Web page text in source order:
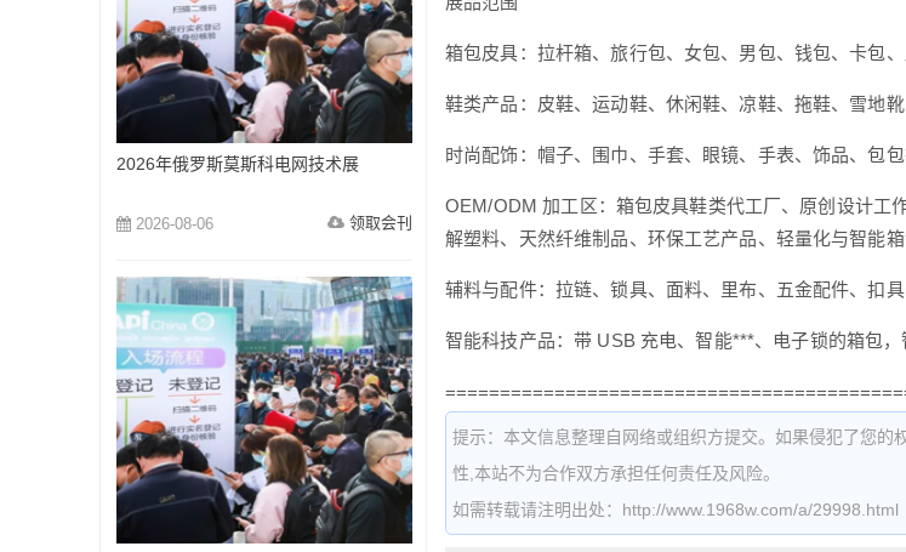
箱包皮具：拉杆箱、旅行包、女包、男包、钱包、卡包
鞋类产品：皮鞋、运动鞋、休闲鞋、凉鞋、拖鞋、雪地
时尚配饰：帽子、围巾、手套、眼镜、手表、饰品、包
OEM/ODM 加工区：箱包皮具鞋类代工厂、原创设计工
解塑料、天然纤维制品、环保工艺产品、轻量化与智能箱
辅料与配件：拉链、锁具、面料、里布、五金配件、扣具
智能科技产品：带 USB 充电、智能***、电子锁的箱包，
提示：本文信息整理自网络或组织方提交。如果侵犯了您的
性,本站不为合作双方承担任何责任及风险。
如需转载请注明出处：http://www.1968w.com/a/29998.html
2026年俄罗斯莫斯科电网技术展
2026-08-06 领取会刊